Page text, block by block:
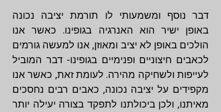
דבר נוסף ומשמעותי לו תורמת יציבה נכונה
באופן ישיר הוא האנרגיה בגופינו. כאשר אנו
הולכים באופן לא יציב ומאוזן, אנו למעשה גורמים
לכאבים חיצוניים ופנימיים בגופינו- דבר המוביל
לעייפות ולשחיקה מהירה. לעומת זאת, כאשר אנו
מקפידים על יציבה נכונה, כאבים רבים נחסכים
מאיתנו, ולכן ביכולתנו לתפקד בצורה יעילה יותר